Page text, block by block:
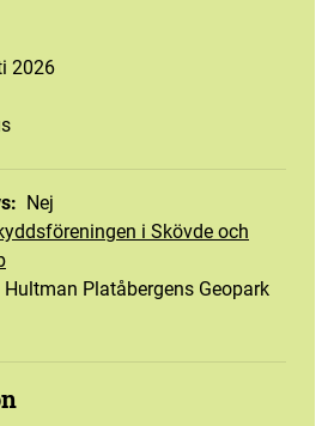
2026
: Nej
i Skövde och
Platåbergens Geopark